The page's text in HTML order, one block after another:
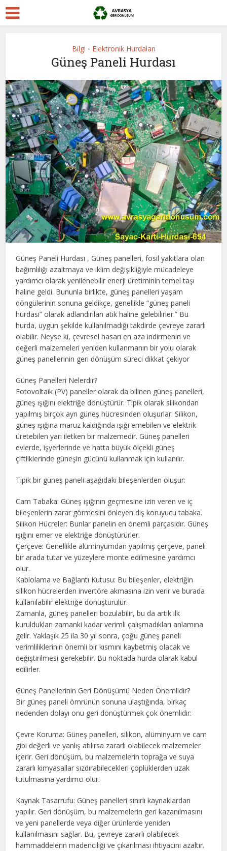
Bilgi • Elektronik Hurdaları
Güneş Paneli Hurdası
Güneş Paneli Hurdası , Güneş panelleri, fosil yakıtlara olan
bağımlılığı azaltmaya ve iklim değişikliğiyle mücadeleye
yardımcı olarak yenilenebilir enerji üretiminin temel taşı
haline geldi. Bununla birlikte, güneş panelleri yaşam
döngülerinin sonuna geldikçe, genellikle “güneş paneli
hurdası” olarak adlandırılan atık haline gelebilirler.” Bu
hurda, uygun şekilde kullanılmadığı takdirde çevreye zararlı
olabilir. Neyse ki, çevresel hasarı en aza indirmenin ve
değerli malzemeleri yeniden kullanmanın bir yolu olarak
güneş panellerinin geri dönüşüm süreci dikkat çekiyor
Güneş Panelleri Nelerdir?
Fotovoltaik (PV) paneller olarak da bilinen güneş panelleri,
güneş ışığını elektriğe dönüştürür. Tipik olarak silikondan
yapılmış birçok ayrı güneş hücresinden oluşurlar. Silikon,
güneş ışığına maruz kaldığında ışığı emebilen ve elektrik
üretebilen yarı iletken bir malzemedir. Güneş panelleri
evlerde, işyerlerinde ve hatta büyük ölçekli güneş
çiftliklerinde güneşin gücünü kullanmak için kullanılır.
Tipik bir güneş paneli aşağıdaki bileşenlerden oluşur:
Cam Tabaka: Güneş ışığının geçmesine izin veren ve iç
bileşenlerin zarar görmesini önleyen dış koruyucu tabaka.
Silikon Hücreler: Bunlar panelin en önemli parçasıdır. Güneş
ışığını emer ve elektriğe dönüştürürler.
Çerçeve: Genellikle alüminyumdan yapılmış çerçeve, paneli
bir arada tutar ve yüzeylere monte edilmesine yardımcı
olur.
Kablolama ve Bağlantı Kutusu: Bu bileşenler, elektriğin
silikon hücrelerden invertöre akmasına izin verir ve burada
kullanılabilir elektriğe dönüştürülür.
Zamanla, güneş panelleri bozulabilir, bu da artık ilk
kuruldukları zamanki kadar verimli çalışmadıkları anlamına
gelir. Yaklaşık 25 ila 30 yıl sonra, çoğu güneş paneli
verimliliklerinin önemli bir kısmını kaybetmiş olacak ve
değiştirilmesi gerekebilir. Bu noktada hurda olarak kabul
edilirler.
Güneş Panellerinin Geri Dönüşümü Neden Önemlidir?
Bir güneş paneli ömrünün sonuna ulaştığında, birkaç
nedenden dolayı onu geri dönüştürmek çok önemlidir:
Çevre Koruma: Güneş panelleri, silikon, alüminyum ve cam
gibi değerli ve yanlış atılırsa zararlı olabilecek malzemeler
içerir. Geri dönüşüm, bu malzemelerin toprağa ve suya
zararlı kimyasallar sızdırabilecekleri çöplüklerden uzak
tutulmasına yardımcı olur.
Kaynak Tasarrufu: Güneş panelleri sınırlı kaynaklardan
yapılır. Geri dönüşüm, bu malzemelerin geri kazanılmasını
ve yeni panellerde veya diğer ürünlerde yeniden
kullanılmasını sağlar. Bu, çevreye zararlı olabilecek
hammaddelerin madenciliği ve çıkarılması ihtiyacını azaltır.